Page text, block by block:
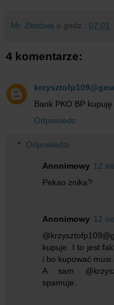
Mr. Złotówa o godz.: 07:01
4 komentarze:
Bank PKO BP
Odpowiedz
Odpowiedzi
Anonimowy 12
Pekao znika?
Anonimowy 12
kupuje. I to jest
i bo kupować
A sam
spamuje.